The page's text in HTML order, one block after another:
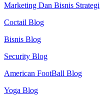
Marketing Dan Bisnis Strategi
Coctail Blog
Bisnis Blog
Security Blog
American FootBall Blog
Yoga Blog